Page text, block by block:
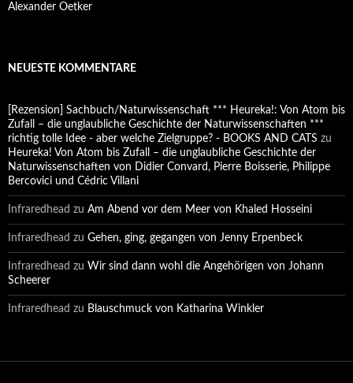
Alexander Oetker
NEUESTE KOMMENTARE
[Rezension] Sachbuch/Naturwissenschaft *** Heureka!: Von Atom bis
Zufall – die unglaubliche Geschichte der Naturwissenschaften ***
richtig tolle Idee - aber welche Zielgruppe? - BOOKS AND CATS zu
Heureka! Von Atom bis Zufall – die unglaubliche Geschichte der
Naturwissenschaften von Didier Convard, Pierre Boisserie, Philippe
Bercovici und Cédric Villani
Infraredhead zu Am Abend vor dem Meer von Khaled Hosseini
Infraredhead zu Gehen, ging, gegangen von Jenny Erpenbeck
Infraredhead zu Wir sind dann wohl die Angehörigen von Johann
Scheerer
Infraredhead zu Blauschmuck von Katharina Winkler